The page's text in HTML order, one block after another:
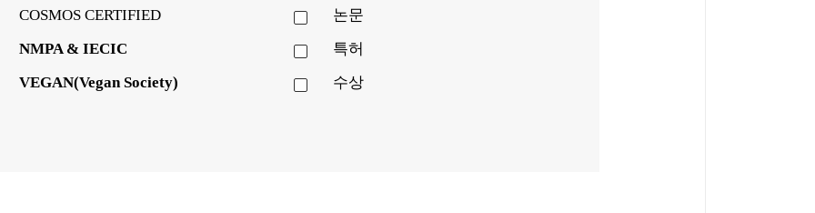
COSMOS CERTIFIED
논문
NMPA & IECIC
특허
VEGAN(Vegan Society)
수상